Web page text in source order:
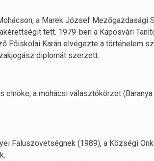
a Marek József Mezőgazdasági
tett. 1979-ben a Kaposvári
Főiskolai Karán elvégezte a történelem
diplomát szerzett.
elnöke, a mohácsi választókörzet
Faluszövetségnek (1989), a Községi